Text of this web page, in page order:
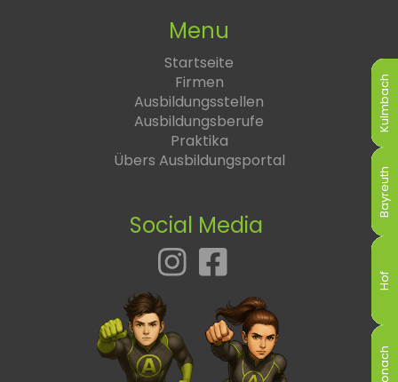
Kulmbach
Bayreuth
Hof
Kronach
Kulmbach
Bayreuth
Hof
Kronach
Kulmbach
Bayreuth
Hof
Kronach
Kulmbach
Bayreuth
Hof
Kronach
Kulmbach
Bayreuth
Hof
Kronach
Kulmbach
Bayreuth
Hof
Kronach
Menu
Startseite
Firmen
Ausbildungsstellen
Ausbildungsberufe
Praktika
Übers Ausbildungsportal
Social Media